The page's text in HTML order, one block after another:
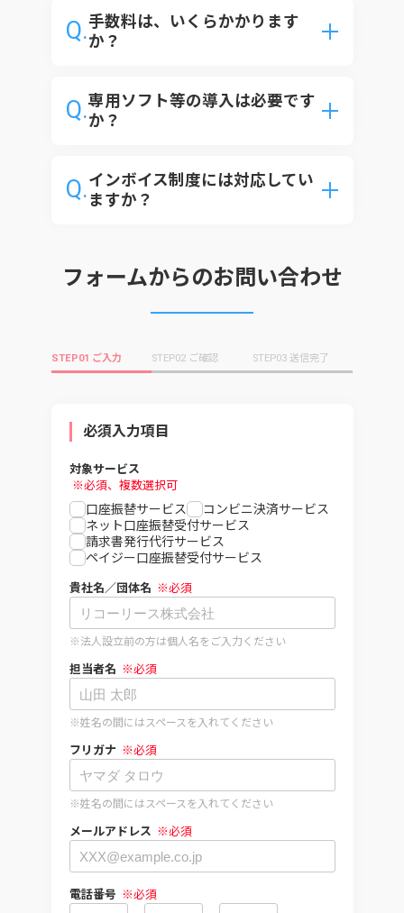
用、マンパワーなどの大幅な削減が期待
できます。貴社のお客様にとっては、銀行
振込のために金融機関やATMに出向く手
できます。
Q.手数料は、いくらかかります
か？
お客様ごとにお見積書をご提示いたしま
す。まずは専用フリーダイヤル、または下
記のお問い合わせフォームより、お気軽に
Q.専用ソフト等の導入は必要です
か？
下記のインターネット環境があればご利
用が可能です。
Edge(マイクロソフトエッジ)のインター
※Windowsをご利用の場合でも、FirefoxおよびSafari
ん。
Q.インボイス制度には対応してい
ますか？
が可能です。
フォームからのお問い合わせ
STEP01 ご入力 STEP02 ご確認 STEP03 送信完了
必須入力項目
対象サービス
※必須、複数選択可
口座振替サービス
コンビニ決済サービス
ネット口座振替受付サービス
請求書発行代行サービス
ペイジー口座振替受付サービス
貴社名／団体名 ※必須
※法人設立前の方は個人名をご入力ください
担当者名 ※必須
※姓名の間にはスペースを入れてください
フリガナ ※必須
※姓名の間にはスペースを入れてください
メールアドレス ※必須
電話番号 ※必須